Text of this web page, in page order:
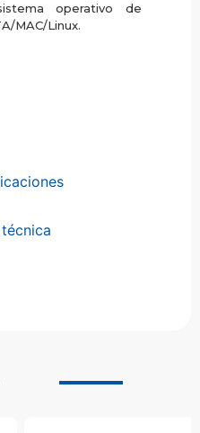
operativo de
MAC/Linux.